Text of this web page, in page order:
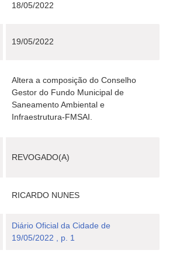
18/05/2022
19/05/2022
Altera a composição do Conselho
Gestor do Fundo Municipal de
Saneamento Ambiental e
Infraestrutura-FMSAI.
REVOGADO(A)
RICARDO NUNES
Diário Oficial da Cidade de
19/05/2022 , p. 1